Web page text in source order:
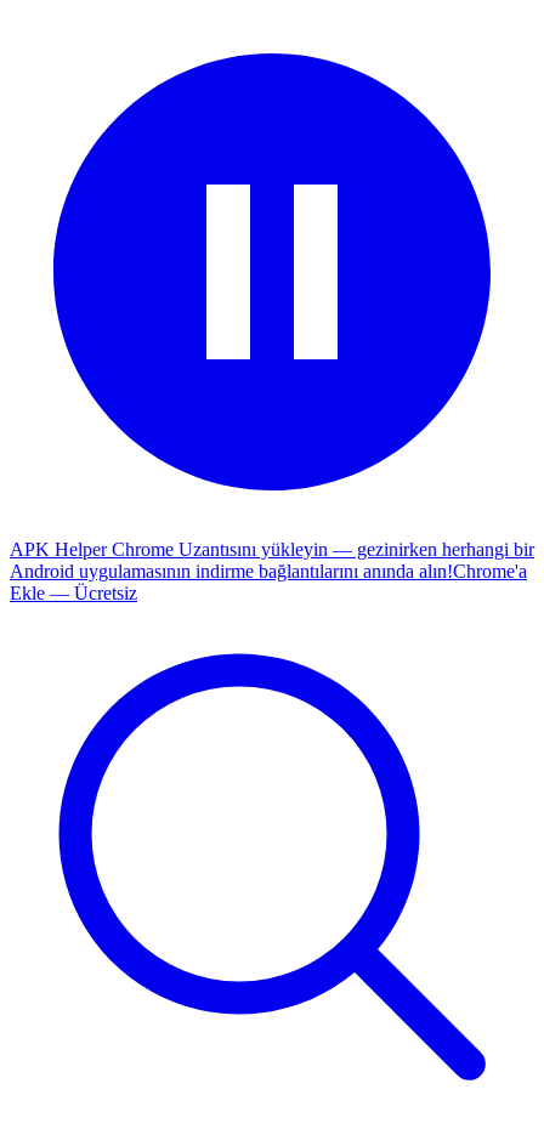
APK Helper Chrome Uzantısını yükleyin — gezinirken herhangi bir
Android uygulamasının indirme bağlantılarını anında alın!Chrome'a
Ekle — Ücretsiz